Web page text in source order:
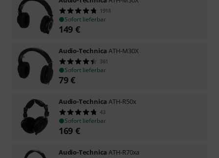
1918
Sofort lieferbar
149 €
Audio-Technica ATH-M30X
361
Sofort lieferbar
79€
Audio-Technica ATH-R50x
43
Sofort lieferbar
169 €
Audio-Technica ATH-R70xa